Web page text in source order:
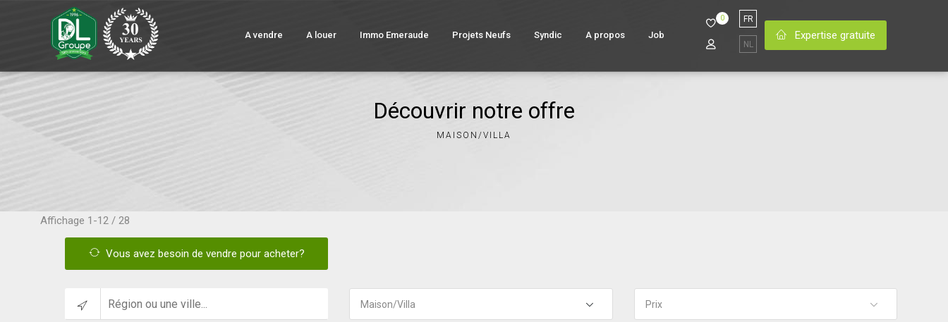
A vendre A louer Immo Emeraude Projets Neufs Syndic A propos Job
0 FR
NL
Expertise gratuite
Découvrir notre offre
MAISON/VILLA
Vous avez besoin de vendre pour acheter?
Maison/Villa Prix
Affichage 1-12 / 28